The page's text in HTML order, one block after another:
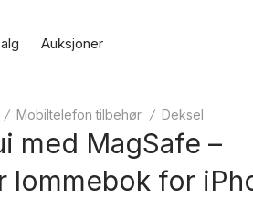
Auksjoner
/ Mobiltelefon tilbehør / Deksel
med MagSafe –
lommebok for